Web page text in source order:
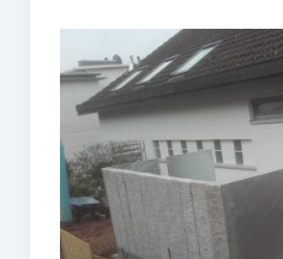
Datenschutz
Fluchttreppen